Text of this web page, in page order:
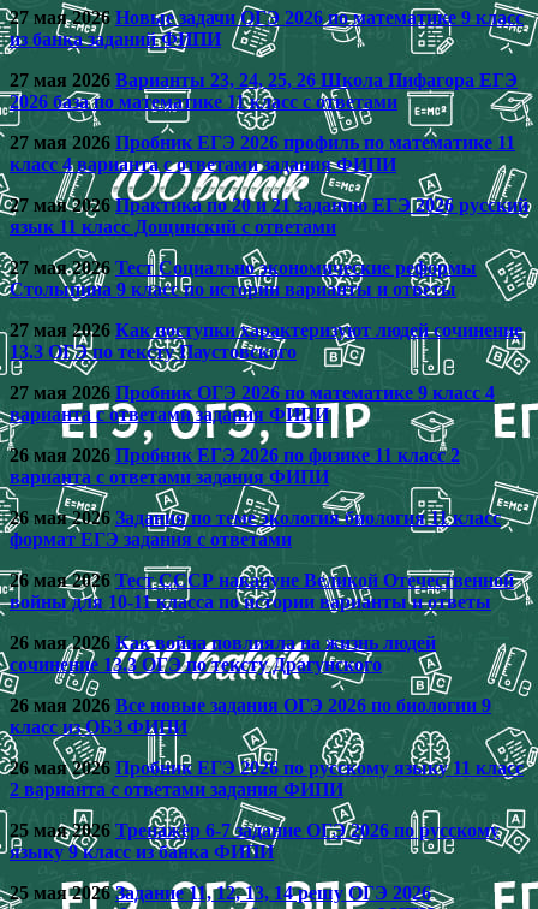
27 мая 2026 Новые задачи ОГЭ 2026 по математике 9 класс
из банка заданий ФИПИ
27 мая 2026 Варианты 23, 24, 25, 26 Школа Пифагора ЕГЭ
2026 база по математике 11 класс с ответами
27 мая 2026 Пробник ЕГЭ 2026 профиль по математике 11
класс 4 варианта с ответами задания ФИПИ
27 мая 2026Практика по 20 и 21 заданию ЕГЭ 2026 русский
язык 11 класс Дощинский с ответами
27 мая 2026 Тест Социально экономические реформы
Столыпина 9 класс по истории варианты и ответы
27 мая 2026 Как поступки характеризуют людей сочинение
13.3 ОГЭ по тексту Паустовского
27 мая 2026 Пробник ОГЭ 2026 по математике 9 класс 4
варианта с ответами задания ФИПИ
26 мая 2026 Пробник ЕГЭ 2026 по физике 11 класс 2
варианта с ответами задания ФИПИ
26 мая 2026 Задания по теме экология биология 11 класс
формат ЕГЭ задания с ответами
26 мая 2026 Тест СССР накануне Великой Отечественной
войны для 10-11 класса по истории варианты и ответы
26 мая 2026 Как война повлияла на жизнь людей
сочинение 13.3 ОГЭ по тексту Драгунского
26 мая 2026 Все новые задания ОГЭ 2026 по биологии 9
класс из ОБЗ ФИПИ
26 мая 2026 Пробник ЕГЭ 2026 по русскому языку 11 класс
2 варианта с ответами задания ФИПИ
25 мая 2026 Тренажёр 6-7 задание ОГЭ 2026 по русскому
языку 9 класс из банка ФИПИ
25 мая 2026Задание 11, 12, 13, 14 решу ОГЭ 2026